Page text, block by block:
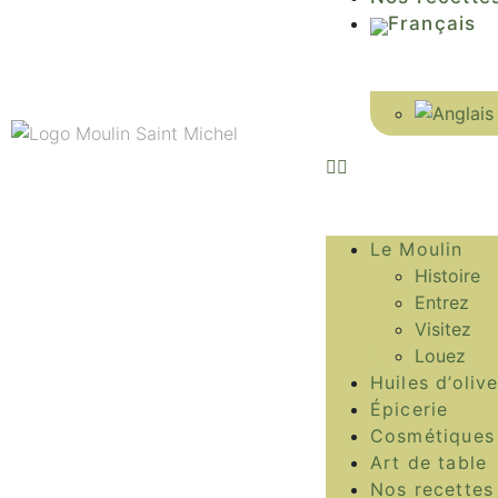
Le Moulin
Histoire
Entrez
Visitez
Louez
Huiles d’olive
Épicerie
Cosmétiques
Art de table
Nos recettes